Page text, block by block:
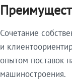
Сочетание
и
опытом поставок
машиностроения.